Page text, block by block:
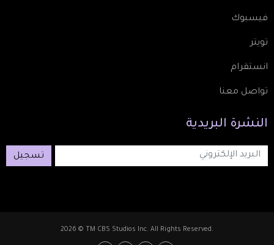
فيسبوك
تويتر
انستقرام
تواصل معنا
النشرة البريدية
تسجيل
2026 © TM CBS Studios Inc. All Rights Reserved.